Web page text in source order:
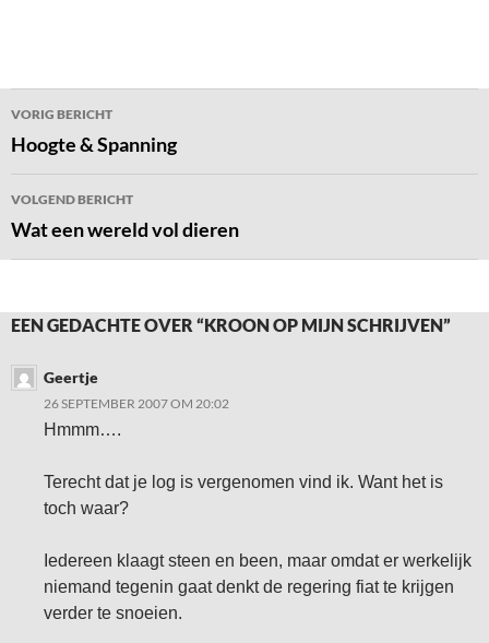
Bericht
navigatie
VORIG BERICHT
Hoogte & Spanning
VOLGEND BERICHT
Wat een wereld vol dieren
EEN GEDACHTE OVER “KROON OP MIJN SCHRIJVEN”
Geertje
26 SEPTEMBER 2007 OM 20:02
Hmmm….
Terecht dat je log is vergenomen vind ik. Want het is
toch waar?
Iedereen klaagt steen en been, maar omdat er werkelijk
niemand tegenin gaat denkt de regering fiat te krijgen
verder te snoeien.